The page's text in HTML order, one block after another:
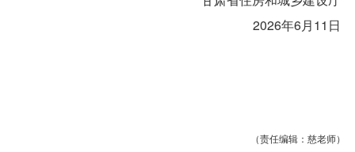
2026年6月11日
（责任编辑：慈老师）